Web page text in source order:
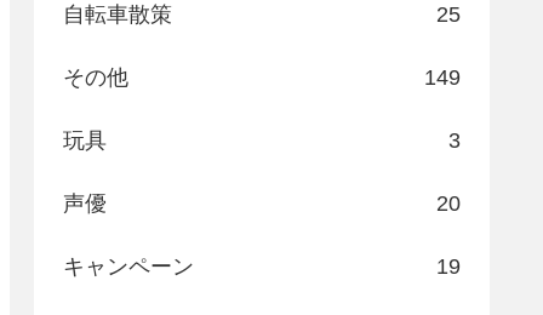
自転車散策 25
その他 149
玩具 3
声優 20
キャンペーン 19